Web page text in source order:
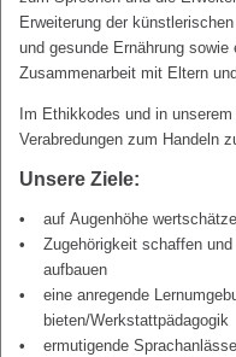
Erweiterung der
und gesunde Ernährung
Zusammenarbeit mit Eltern
Im Ethikkodes und in
Verabredungen zum Handeln
Unsere Ziele:
auf Augenhöhe
Zugehörigkeit schaffen
aufbauen
eine anregende
bieten/Werkstattpädagogik
ermutigende